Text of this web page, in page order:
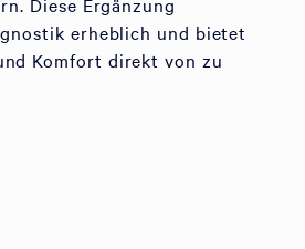
erheblich und bietet
Komfort direkt von zu